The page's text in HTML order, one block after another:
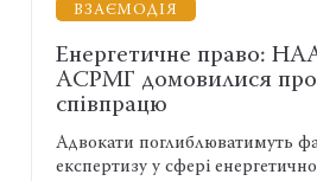
НАВЧАННЯ
Як окуляри
вимкнути режим
лайфхак
Постійна готовність
клієнтам, думки про справи